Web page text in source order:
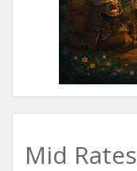
Mid Rates